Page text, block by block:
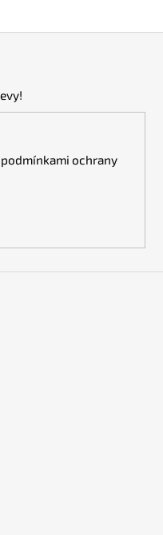
podmínkami ochrany